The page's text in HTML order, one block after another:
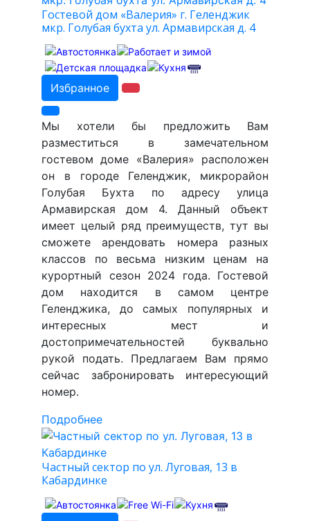
Гостевой дом «Валерия» г. Геленджик
мкр. Голубая бухта ул. Армавирская д. 4
Избранное
Мы хотели бы предложить Вам
разместиться в замечательном
гостевом доме «Валерия» расположен
он в городе Геленджик, микрорайон
Голубая Бухта по адресу улица
Армавирская дом 4. Данный объект
имеет целый ряд преимуществ, тут вы
сможете арендовать номера разных
классов по весьма низким ценам на
курортный сезон 2024 года. Гостевой
дом находится в самом центре
Геленджика, до самых популярных и
интересных мест и
достопримечательностей буквально
рукой подать. Предлагаем Вам прямо
сейчас забронировать интересующий
номер.
Подробнее
Частный сектор по ул. Луговая, 13 в
Кабардинке